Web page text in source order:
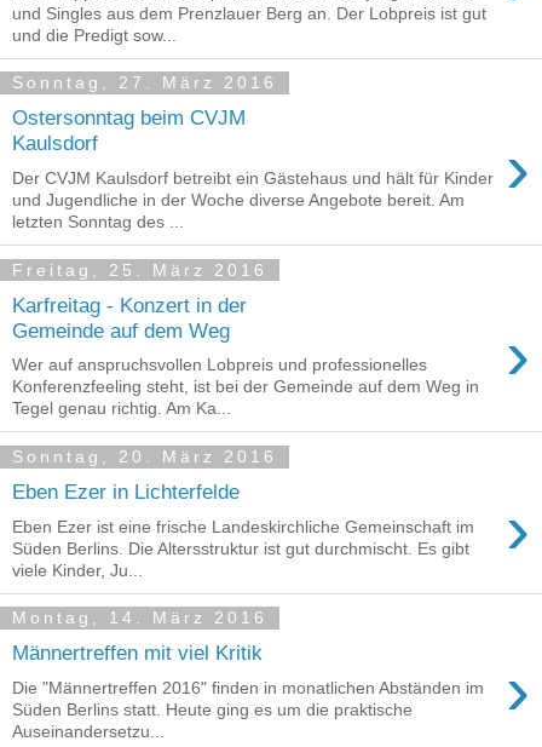
und Singles aus dem Prenzlauer Berg an. Der Lobpreis ist gut
und die Predigt sow...
Sonntag, 27. März 2016
Ostersonntag beim CVJM
Kaulsdorf
›
Der CVJM Kaulsdorf betreibt ein Gästehaus und hält für Kinder
und Jugendliche in der Woche diverse Angebote bereit. Am
letzten Sonntag des ...
Freitag, 25. März 2016
Karfreitag - Konzert in der
Gemeinde auf dem Weg
›
Wer auf anspruchsvollen Lobpreis und professionelles
Konferenzfeeling steht, ist bei der Gemeinde auf dem Weg in
Tegel genau richtig. Am Ka...
Sonntag, 20. März 2016
Eben Ezer in Lichterfelde ›
Eben Ezer ist eine frische Landeskirchliche Gemeinschaft im
Süden Berlins. Die Altersstruktur ist gut durchmischt. Es gibt
viele Kinder, Ju...
Montag, 14. März 2016
Männertreffen mit viel Kritik ›
Die "Männertreffen 2016" finden in monatlichen Abständen im
Süden Berlins statt. Heute ging es um die praktische
Auseinandersetzu...